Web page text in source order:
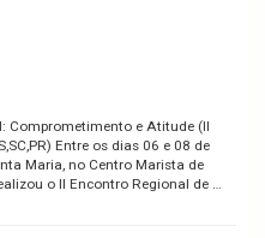
Comprometimento e Atitude (II
Entre os dias 06 e 08 de
Maria, no Centro Marista de
o II Encontro Regional de …